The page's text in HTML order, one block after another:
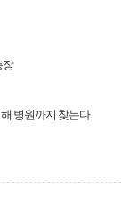
장
병원까지 찾는다